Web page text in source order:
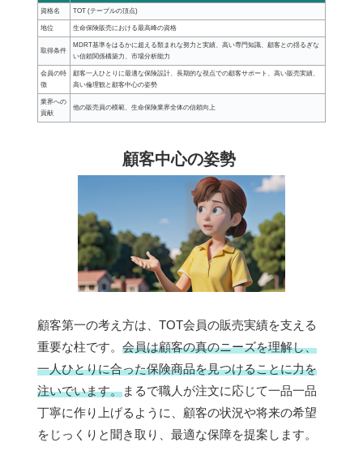
資格名 TOT (テーブルの頂点)
地位 生命保険販売における最高峰の資格
取得条件
MDRT基準をはるかに超える類まれな努力と実績、高い専門知識、顧客との揺るぎな
い信頼関係構築力、市場分析能力
会員の特
徴
顧客一人ひとりに最適な保険設計、長期的な視点での顧客サポート、高い販売実績、
高い倫理観と顧客中心の姿勢
業界への
貢献
他の販売員の模範、生命保険業界全体の信頼向上
顧客中心の姿勢
顧客第一の考え方は、TOT会員の販売実績を支える
重要な柱です。 会員は顧客の真のニーズを理解し、
一人ひとりに合った保険商品を見つけることに力を
注いでいます。まるで職人が注文に応じて一品一品
丁寧に作り上げるように、顧客の状況や将来の希望
をじっくりと聞き取り、最適な保障を提案します。